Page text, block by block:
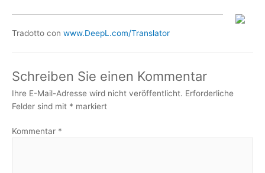
Tradotto con www.DeepL.com/Translator
Schreiben Sie einen Kommentar
Ihre E-Mail-Adresse wird nicht veröffentlicht. Erforderliche
Felder sind mit * markiert
Kommentar *